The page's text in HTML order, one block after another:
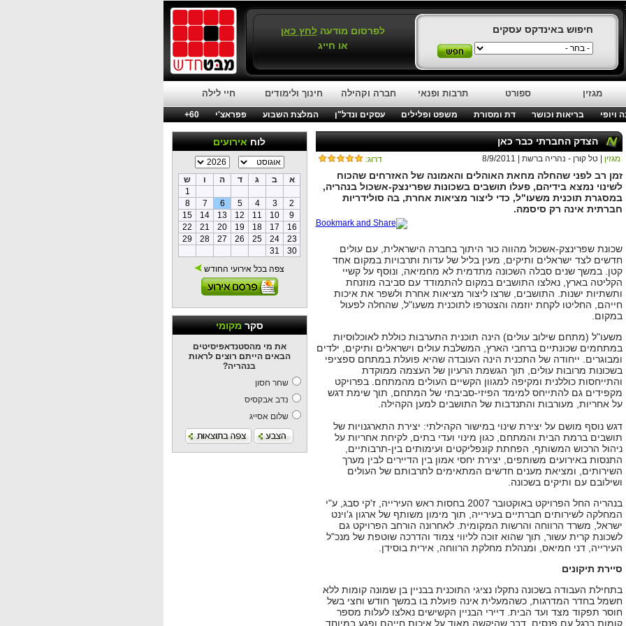
חיפוש באינדקס עסקים לפרסום מודעהלחץ כאן
או חייג
מגזין ספורט תרבות ופנאי חברה וקהילה חינוך ולימודים חיי לילה
ויופי בריאות וכושר דת ומסורת משפט ופלילים עסקים ונדל"ן המלצת השבוע פפראצ'י
60+
לוחאירועים
א ב ג ד ה ו
ש
1
2
3
4
5
6
7
8
9
10
11
12
13
14
15
16
17
18
19
20
21
22
23
24
25
26
27
28
29
30
31
צפה בכל אירועי החודש
סקרמקומי
את מי מהסטנדאפיסיטים
הבאים הייתם רוצים לראות
בנהריה?
שחר חסון
נדב אבקסיס
שלום אסייג
הצדק החברתי כבר כאן
דרוג: מגזין | טל קורן - נהריה ברשת | 8/9/2011
זמן רב לפני שהחלה מחאת האוהלים והאמונה של האזרחים שהכוח
לשינוי נמצא בידיהם, פעלו תושבים בשכונות שפרינצק-אשכול בנהריה,
במסגרת תוכנית משעו"ל, כדי ליצור מציאות אחרת, בה סולידריות
חברתית אינה רק סיסמה.
שכונת שפרינצק-אשכול מהווה כור היתוך בחברה הישראלית, עם עולים
חדשים לצד ישראלים ותיקים, מעין בליל של עדות ותרבויות במקום אחד
קטן. במשך שנים סבלה השכונה מתדמית לא מחמיאה, ונוסף על קשיי
הקליטה בארץ, נאלצו התושבים במקום להתמודד עם סביבה מוזנחת
ותשתיות ישנות. התושבים, שרצו ליצור מציאות אחרת ולשפר את איכות
חייהם, החליטו לקחת יוזמה והצטרפו לתוכנית משעו"ל, שהחלה לפעול
במקום.
משעו"ל (מתחם שילוב עולים) הינה תוכנית התערבות כוללת לאוכלוסיות
במתחמים שכונתיים ברחבי הארץ, המשלבת עולים וישראלים ותיקים, ילדים
ומבוגרים. ייחודה של התכנית הינה העובדה שהיא פועלת במתחם ספציפי
בשכונות מרובות עולים, תוך הגשמת הרעיון של העצמה ממוקדת
והתייחסות כוללנית ומקיפה למגוון הקשיים העולים מהמתחם. בפרויקט
מקפידים גם להתייחס למימד הפיזי-סביבתי של המתחם, תוך שימת דגש
על אחריות, מעורבות והתנדבות של התושבים למען הקהילה.
דגש נוסף מושם על יצירת שינוי במישור הקהילתי: יצירת התארגנויות של
תושבים ברמת הבית והמתחם, כגון מינוי ועדי בתים, לקיחת אחריות על
ניהול הרכוש המשותף, הפחתת קונפליקטים ועימותים בין-תרבותיים,
התנסות באירועים משותפים, יצירת יחסי אמון בין הדיירים לבין מערך
השירותים, ומציאת מענים חדשים המתאימים לתרבותם של העולים
ושילובם עם ותיקים בשכונה.
בנהריה החל הפרויקט באוקטובר 2007 בחסות ראש העירייה, ז'קי סבג, ע"י
המחלקה לשירותים חברתיים בעירייה, תוך מימון משותף של ארגון ג'וינט
ישראל, משרד הרווחה והרשות המקומית. לאחרונה הורחב הפרויקט גם
לשכונת קרית עשור, תוך שהוא זוכה לליווי צמוד והדרכה שוטפת של מנכ"ל
העירייה, דני חמיאס, ומנהלת מחלקת הרווחה, אירית בוסידן.
סיירת תיקונים
בתחילת העבודה בשכונה נתקלו נציגי התוכנית בבניין בן שמונה קומות ללא
חשמל בחדר המדרגות, כשהמעלית אינה פועלת בו במשך חודש וחצי בשל
חוסר תפקוד מצד ועד הבית. דיירי הבניין הקשישים נאלצו לעלות מספר
קומות ברגל עם פנסים, דבר שהיקשה מאוד על איכות חייהם ופגע במיוחד